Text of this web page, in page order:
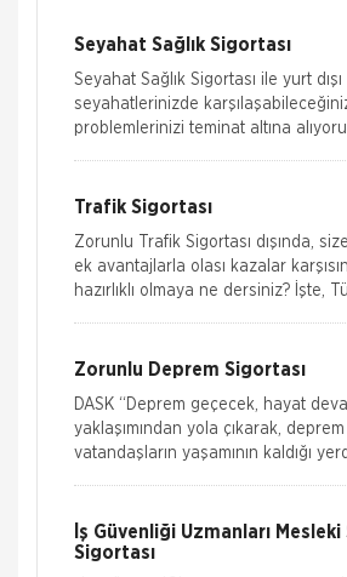
Seyahat Sağlık Sigortası
Seyahat Sağlık Sigortası ile yurt dışı
seyahatlerinizde
problemlerinizi teminat altına alıyoruz.
Trafik Sigortası
Zorunlu Trafik Sigortası dışında,
ek avantajlarla olası kazalar
hazırlıklı olmaya ne dersiniz? İşte,
Zorunlu Deprem Sigortası
DASK “Deprem geçecek, hayat
yaklaşımından yola çıkarak,
vatandaşların yaşamının kaldığı
İş Güvenliği Uzmanları
Sigortası